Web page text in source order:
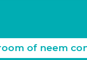
of neem